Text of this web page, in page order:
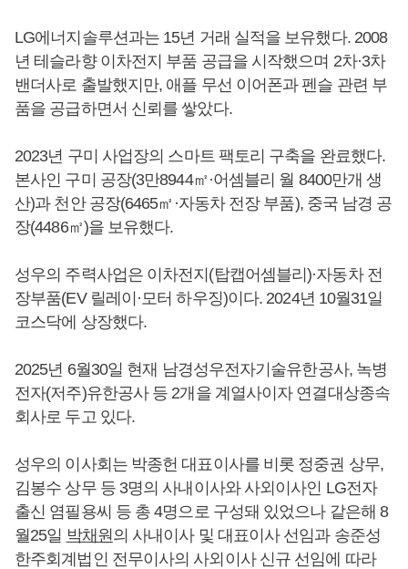
LG에너지솔루션과는 15년 거래 실적을 보유했다. 2008
년 테슬라향 이차전지 부품 공급을 시작했으며 2차·3차
밴더사로 출발했지만, 애플 무선 이어폰과 펜슬 관련 부
품을 공급하면서 신뢰를 쌓았다.
2023년 구미 사업장의 스마트 팩토리 구축을 완료했다.
본사인 구미 공장(3만8944㎡·어셈블리 월 8400만개 생
산)과 천안 공장(6465㎡·자동차 전장 부품), 중국 남경 공
장(4486㎡)을 보유했다.
성우의 주력사업은 이차전지(탑캡어셈블리)·자동차 전
장부품(EV 릴레이·모터 하우징)이다. 2024년 10월31일
코스닥에 상장했다.
2025년 6월30일 현재 남경성우전자기술유한공사, 녹병
전자(저주)유한공사 등 2개을 계열사이자 연결대상종속
회사로 두고 있다.
성우의 이사회는 박종헌 대표이사를 비롯 정중권 상무,
김봉수 상무 등 3명의 사내이사와 사외이사인 LG전자
출신 염필용씨 등 총 4명으로 구성돼 있었으나 같은해 8
월25일 박채원의 사내이사 및 대표이사 선임과 송준성
한주회계법인 전무이사의 사외이사 신규 선임에 따라